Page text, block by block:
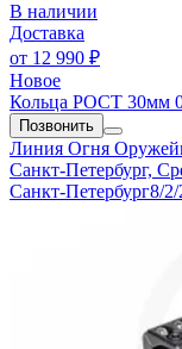
В наличии
Доставка
от 12 990 ₽
Новое
Кольца РОСТ 30мм
Позвонить
Линия Огня
Санкт-Петербург,
Санкт-Петербург8/2/